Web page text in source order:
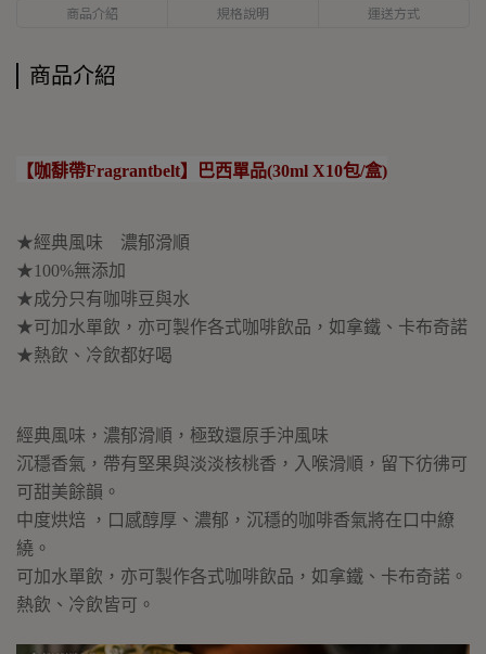
商品介紹 規格說明 運送方式
商品介紹
【咖馡帶Fragrantbelt】巴西單品(30ml X10包/盒)
★經典風味 濃郁滑順
★100%無添加
★成分只有咖啡豆與水
★可加水單飲，亦可製作各式咖啡飲品，如拿鐵、卡布奇諾
★熱飲、冷飲都好喝
經典風味，濃郁滑順，極致還原手沖風味
沉穩香氣，帶有堅果與淡淡核桃香，入喉滑順，留下彷彿可
可甜美餘韻。
中度烘焙 ，口感醇厚、濃郁，沉穩的咖啡香氣將在口中繚
繞。
可加水單飲，亦可製作各式咖啡飲品，如拿鐵、卡布奇諾。
熱飲、冷飲皆可。